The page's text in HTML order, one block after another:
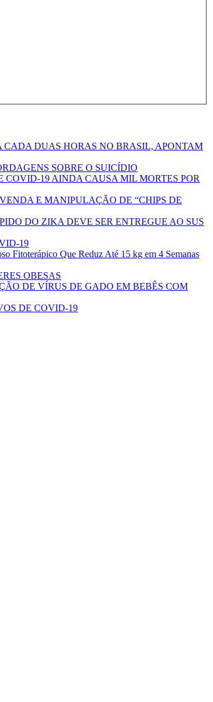
DUAS HORAS NO BRASIL, APONTAM
SOBRE O SUICÍDIO
COVID-19 AINDA CAUSA MIL MORTES POR
E MANIPULAÇÃO DE “CHIPS DE
DO ZIKA DEVE SER ENTREGUE AO SUS
19
Fitoterápico Que Reduz Até 15 kg em 4 Semanas
OBESAS
DE VÍRUS DE GADO EM BEBÊS COM
DE COVID-19